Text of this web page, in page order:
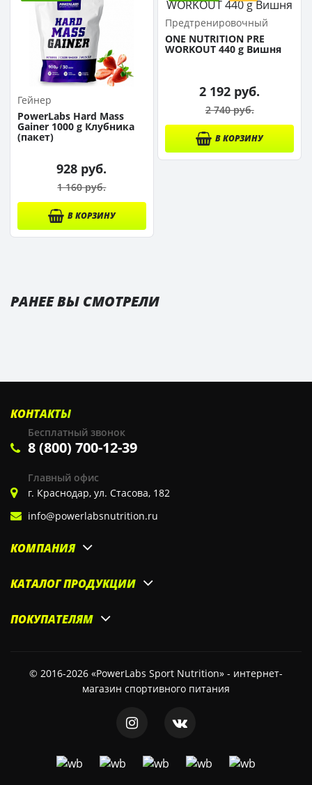
Гейнер
PowerLabs Hard Mass
Gainer 1000 g Клубника
(пакет)
928 руб.
1 160 руб.
В КОРЗИНУ
Предтренировочный
комплекс
ONE NUTRITION PRE
WORKOUT 440 g Вишня
2 192 руб.
2 740 руб.
В КОРЗИНУ
РАНЕЕ ВЫ СМОТРЕЛИ
КОНТАКТЫ
Бесплатный звонок
8 (800) 700-12-39
Главный офис
г. Краснодар, ул. Стасова, 182
info@powerlabsnutrition.ru
КОМПАНИЯ
КАТАЛОГ ПРОДУКЦИИ
ПОКУПАТЕЛЯМ
© 2016-2026 «PowerLabs Sport Nutrition» - интернет-
магазин спортивного питания